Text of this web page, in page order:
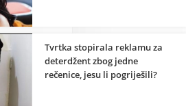
Tvrtka stopirala reklamu za
deterdžent zbog jedne
rečenice, jesu li pogriješili?